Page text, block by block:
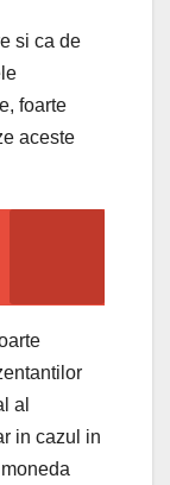
si ca de
foarte
aceste
al
in cazul in